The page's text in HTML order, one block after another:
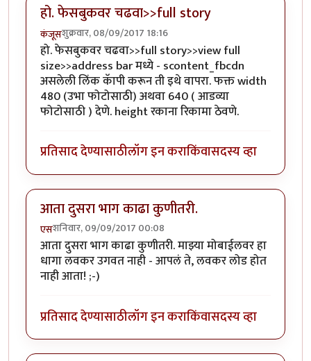
हो. फेसबुकवर चढवा>>full story
कंजूसशुक्रवार, 08/09/2017 18:16
हो. फेसबुकवर चढवा>>full story>>view full
size>>address bar मध्ये - scontent_fbcdn
असलेली लिंक कॅापी करून ती इथे वापरा. फक्त width
480 (उभा फोटोसाठी) अथवा 640 ( आडव्या
फोटोसाठी ) देणे. height रकाना रिकामा ठेवणे.
प्रतिसाद देण्यासाठीलॉग इन कराकिंवासदस्य व्हा
आता दुसरा भाग काढा कुणीतरी.
एसशनिवार, 09/09/2017 00:08
आता दुसरा भाग काढा कुणीतरी. माझ्या मोबाईलवर हा
धागा लवकर उगवत नाही - आपलं ते, लवकर लोड होत
नाही आता! ;-)
प्रतिसाद देण्यासाठीलॉग इन कराकिंवासदस्य व्हा